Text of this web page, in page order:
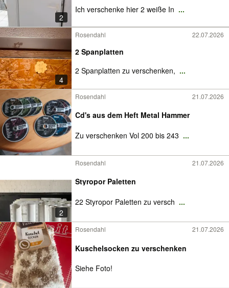
2
Ich verschenke hier 2 weiße In ...
4
Rosendahl 22.07.2026
2 Spanplatten
2 Spanplatten zu verschenken, ...
Rosendahl 21.07.2026
Cd's aus dem Heft Metal Hammer
Zu verschenken Vol 200 bis 243 ...
2
Rosendahl 21.07.2026
Styropor Paletten
22 Styropor Paletten zu versch ...
Rosendahl 21.07.2026
Kuschelsocken zu verschenken
Siehe Foto!